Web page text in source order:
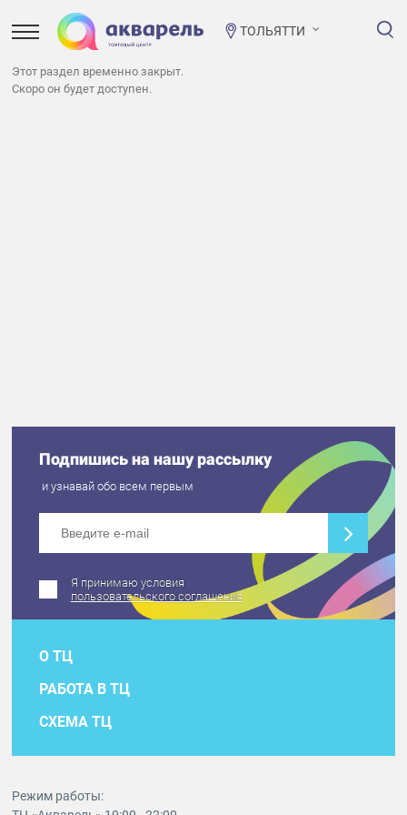
ТОЛЬЯТТИ
Этот раздел временно закрыт.
Скоро он будет доступен.
Подпишись на нашу рассылку
и узнавай обо всем первым
Я принимаю условия
пользовательского соглашения
О ТЦ
РАБОТА В ТЦ
СХЕМА ТЦ
Режим работы: